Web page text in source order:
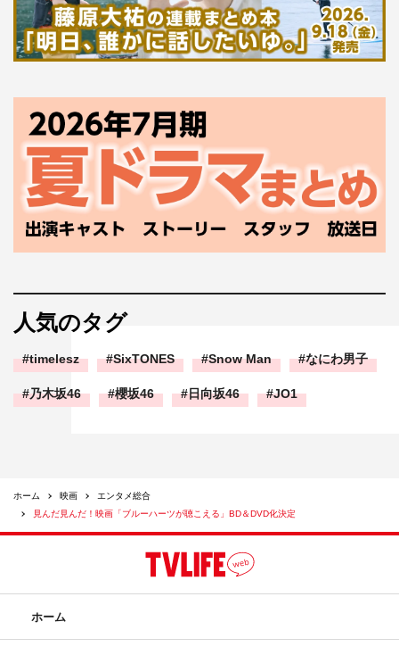
人気のタグ
timelesz SixTONES Snow Man なにわ男子
乃木坂46 櫻坂46 日向坂46 JO1
ホーム 映画
エンタメ総合
見んだ見んだ！映画「ブルーハーツが聴こえる」BD＆DVD化決定
ホーム